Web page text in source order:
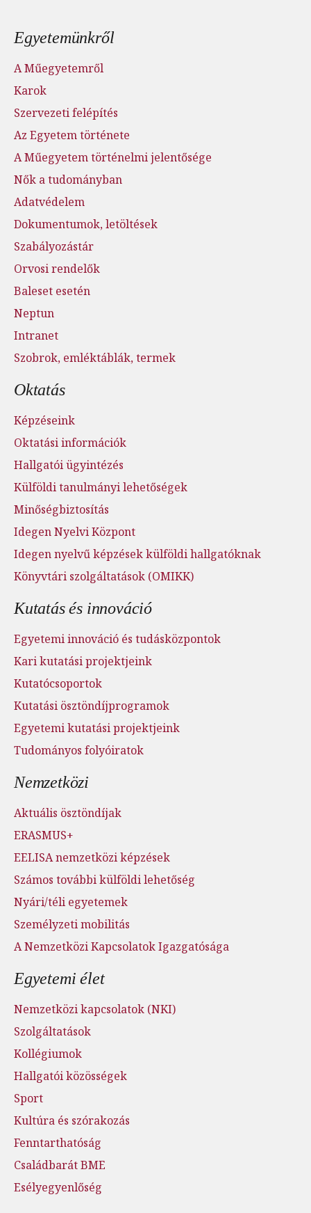
Lábléc menü
Egyetemünkről
A Műegyetemről
Karok
Szervezeti felépítés
Az Egyetem története
A Műegyetem történelmi jelentősége
Nők a tudományban
Adatvédelem
Dokumentumok, letöltések
Szabályozástár
Orvosi rendelők
Baleset esetén
Neptun
Intranet
Szobrok, emléktáblák, termek
Oktatás
Képzéseink
Oktatási információk
Hallgatói ügyintézés
Külföldi tanulmányi lehetőségek
Minőségbiztosítás
Idegen Nyelvi Központ
Idegen nyelvű képzések külföldi hallgatóknak
Könyvtári szolgáltatások (OMIKK)
Kutatás és innováció
Egyetemi innováció és tudásközpontok
Kari kutatási projektjeink
Kutatócsoportok
Kutatási ösztöndíjprogramok
Egyetemi kutatási projektjeink
Tudományos folyóiratok
Nemzetközi
Aktuális ösztöndíjak
ERASMUS+
EELISA nemzetközi képzések
Számos további külföldi lehetőség
Nyári/téli egyetemek
Személyzeti mobilitás
A Nemzetközi Kapcsolatok Igazgatósága
Egyetemi élet
Nemzetközi kapcsolatok (NKI)
Szolgáltatások
Kollégiumok
Hallgatói közösségek
Sport
Kultúra és szórakozás
Fenntarthatóság
Családbarát BME
Esélyegyenlőség